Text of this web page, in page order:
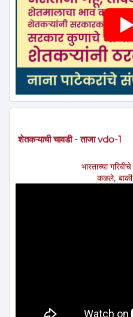
शेतकऱ्याची चावडी - ताजा vdo-1
भारताच्या
कळले,